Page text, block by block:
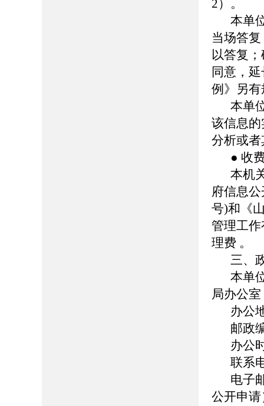
2）。
本单
当场答
以答复
同意，
例》另
本单
该信息
分析或
● 收
本机
府信息
号)和《
管理工
理费 。
三、
本单
局办公室
办公
邮政
办公
联系
电子
公开申请